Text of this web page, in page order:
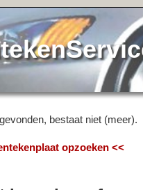
bestaat niet (meer).
opzoeken <<
af van de